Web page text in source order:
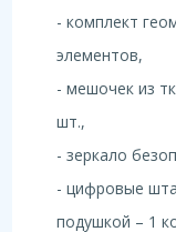
- комплект
элементов,
- мешочек из
шт.,
- зеркало
- цифровые
подушкой – 1